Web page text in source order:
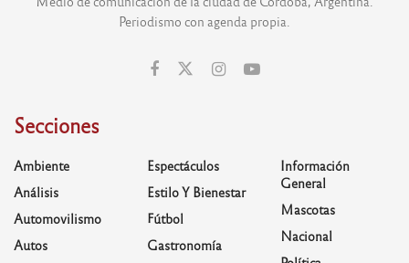
Periodismo con agenda propia.
Secciones
Ambiente
Análisis
Automovilismo
Autos
Espectáculos
Estilo Y Bienestar
Fútbol
Gastronomía
Información
General
Mascotas
Nacional